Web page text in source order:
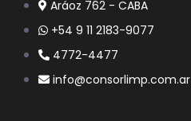
Aráoz 762 - CABA
+54 9 11 2183-9077
4772-4477
info@consorlimp.com.ar